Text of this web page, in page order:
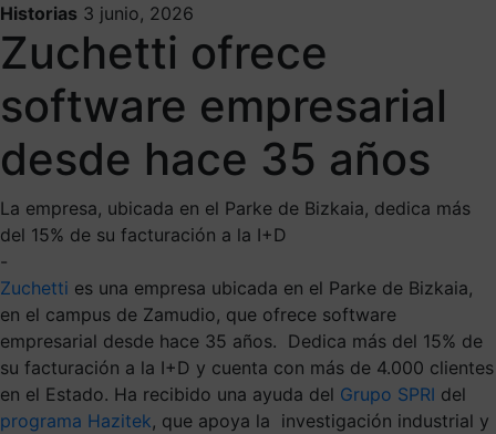
Historias 3 junio, 2026
Zuchetti ofrece
software empresarial
desde hace 35 años
La empresa, ubicada en el Parke de Bizkaia, dedica más
del 15% de su facturación a la I+D
-
Zuchetti es una empresa ubicada en el Parke de Bizkaia,
en el campus de Zamudio, que ofrece software
empresarial desde hace 35 años. Dedica más del 15% de
su facturación a la I+D y cuenta con más de 4.000 clientes
en el Estado. Ha recibido una ayuda del Grupo SPRI del
programa Hazitek, que apoya la investigación industrial y